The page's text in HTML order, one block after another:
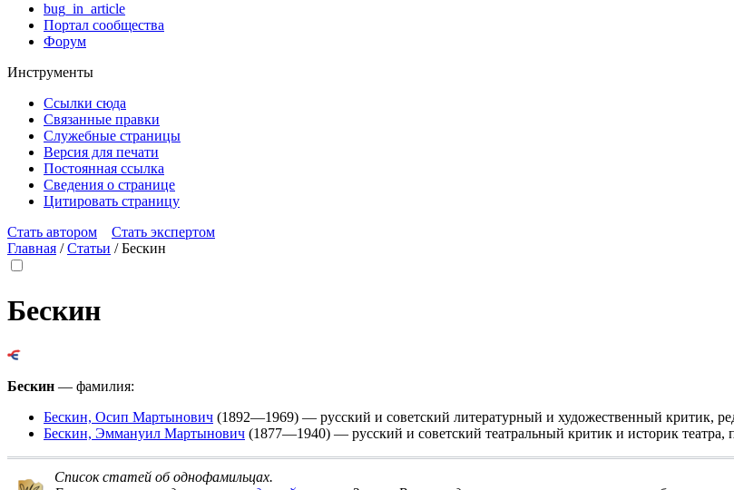
bug_in_article
Портал сообщества
Форум
Инструменты
Ссылки сюда
Связанные правки
Служебные страницы
Версия для печати
Постоянная ссылка
Сведения о странице
Цитировать страницу
Стать автором
Стать экспертом
Главная /Статьи /Бескин
Бескин
Бескин — фамилия:
Бескин, Осип Мартынович (1892—1969) — русский и советский литературный и художественный критик,
Бескин, Эммануил Мартынович (1877—1940) — русский и советский театральный критик и историк театра,
Список статей об однофамильцах.